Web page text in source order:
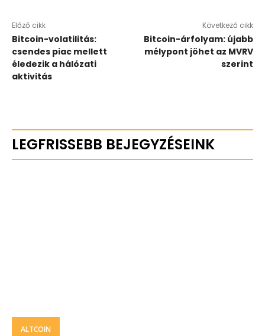
Előző cikk
Bitcoin-volatilitás:
csendes piac mellett
éledezik a hálózati
aktivitás
Következő cikk
Bitcoin-árfolyam: újabb
mélypont jöhet az MVRV
szerint
LEGFRISSEBB BEJEGYZÉSEINK
ALTCOIN